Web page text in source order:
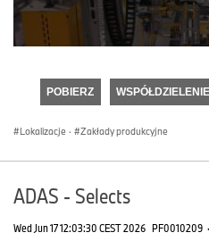
seconds
POBIERZ WSPÓŁDZIELENIE
Lokalizacje · Zakłady produkcyjne
ADAS - Selects
Wed Jun 17 12:03:30 CEST 2026 PF0010209 ·